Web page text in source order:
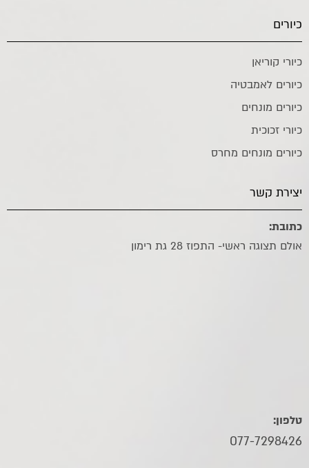
כיורים
כיורי קוריאן
כיורים לאמבטיה
כיורים מונחים
כיורי זכוכית
כיורים מונחים מחרס
יצירת קשר
כתובת:
אולם תצוגה ראשי- התפוז 28 גת רימון
טלפון:
077-7298426